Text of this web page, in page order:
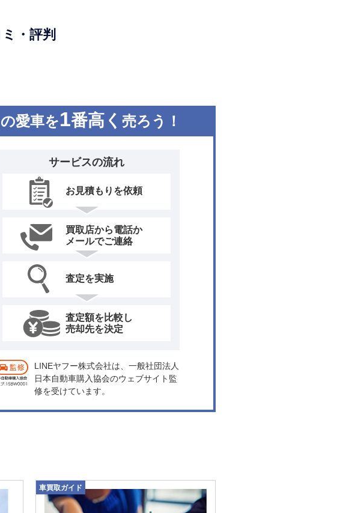
・評判
愛車を1番高く 売ろう！
サービスの流れ
お見積もりを依頼
買取店から電話か
メールでご連絡
査定を実施
査定額を比較し
売却先を決定
LINEヤフー株式会社は、一般社団法人
日本自動車購入協会のウェブサイト監
修を受けています。
車買取ガイド